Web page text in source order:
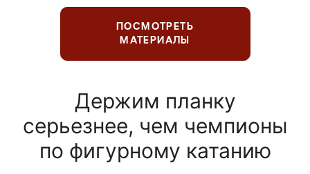
ПОСМОТРЕТЬ
МАТЕРИАЛЫ
Держим планку
серьезнее, чем чемпионы
по фигурному катанию